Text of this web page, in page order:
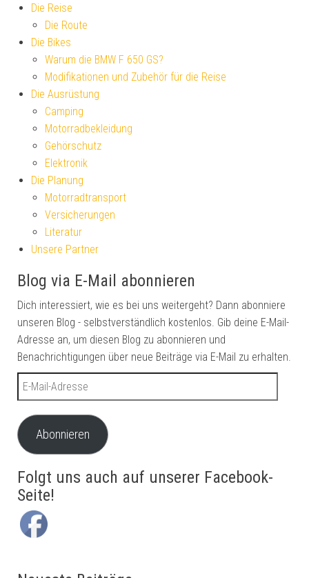
Die Reise
Die Route
Die Bikes
Warum die BMW F 650 GS?
Modifikationen und Zubehör für die Reise
Die Ausrüstung
Camping
Motorradbekleidung
Gehörschutz
Elektronik
Die Planung
Motorradtransport
Versicherungen
Literatur
Unsere Partner
Blog via E-Mail abonnieren
Dich interessiert, wie es bei uns weitergeht? Dann abonniere
unseren Blog - selbstverständlich kostenlos. Gib deine E-Mail-
Adresse an, um diesen Blog zu abonnieren und
Benachrichtigungen über neue Beiträge via E-Mail zu erhalten.
E-Mail-Adresse
Abonnieren
Folgt uns auch auf unserer Facebook-
Seite!